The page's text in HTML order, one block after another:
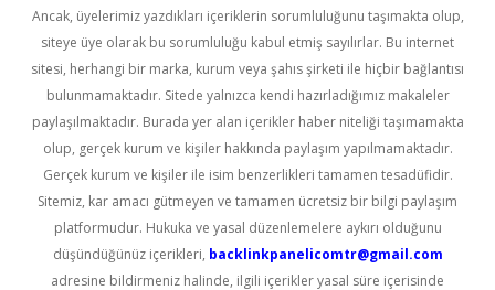
Ancak, üyelerimiz yazdıkları içeriklerin sorumluluğunu taşımakta olup,
siteye üye olarak bu sorumluluğu kabul etmiş sayılırlar. Bu internet
sitesi, herhangi bir marka, kurum veya şahıs şirketi ile hiçbir bağlantısı
bulunmamaktadır. Sitede yalnızca kendi hazırladığımız makaleler
paylaşılmaktadır. Burada yer alan içerikler haber niteliği taşımamakta
olup, gerçek kurum ve kişiler hakkında paylaşım yapılmamaktadır.
Gerçek kurum ve kişiler ile isim benzerlikleri tamamen tesadüfidir.
Sitemiz, kar amacı gütmeyen ve tamamen ücretsiz bir bilgi paylaşım
platformudur. Hukuka ve yasal düzenlemelere aykırı olduğunu
düşündüğünüz içerikleri, backlinkpanelicomtr@gmail.com
adresine bildirmeniz halinde, ilgili içerikler yasal süre içerisinde